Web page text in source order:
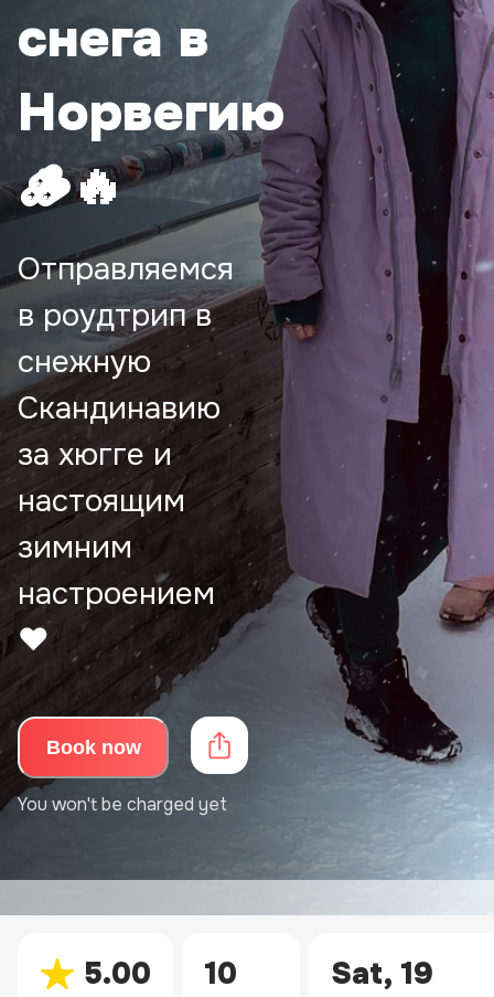
снега в
Норвегию
🪵🔥
Отправляемся
в роудтрип в
снежную
Скандинавию
за хюгге и
настоящим
зимним
настроением
❤️
Book now
You won't be charged yet
5.00
10
Sat, 19